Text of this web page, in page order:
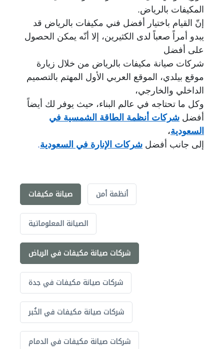
المكيفات بالرياض.
إنّ القيام باختيار أفضل فني مكيفات بالرياض قد
يبدو أمراً صعباً لدى الكثيرين، إلا أنّه يمكن الحصول
على أفضل
شركات صيانة مكيفات بالرياض من خلال زيارة
موقع بيلدي، الموقع العربي الأول المهتم بالتصميم
الداخلي والخارجي،
وكل ما تحتاجه في عالم البناء، حيث يوفر لك أيضاً
أفضل شركات أنظمة الطاقة الشمسية في
السعودية،
إلى جانب أفضل شركات الإنارة في السعودية.
صيانة مكيفات أنظمة أمن
الصيانة المعلوماتية
شركات صيانة مكيفات في الرياض
شركات صيانة مكيفات في جدة
شركات صيانة مكيفات في الخُبر
شركات صيانة مكيفات في الدمام